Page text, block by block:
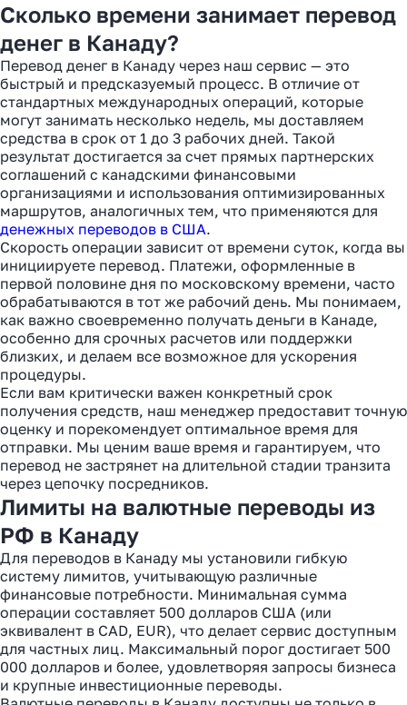
Сколько времени занимает перевод
денег в Канаду?
Перевод денег в Канаду через наш сервис — это
быстрый и предсказуемый процесс. В отличие от
стандартных международных операций, которые
могут занимать несколько недель, мы доставляем
средства в срок от 1 до 3 рабочих дней. Такой
результат достигается за счет прямых партнерских
соглашений с канадскими финансовыми
организациями и использования оптимизированных
маршрутов, аналогичных тем, что применяются для
денежных переводов в США.
Скорость операции зависит от времени суток, когда вы
инициируете перевод. Платежи, оформленные в
первой половине дня по московскому времени, часто
обрабатываются в тот же рабочий день. Мы понимаем,
как важно своевременно получать деньги в Канаде,
особенно для срочных расчетов или поддержки
близких, и делаем все возможное для ускорения
процедуры.
Если вам критически важен конкретный срок
получения средств, наш менеджер предоставит точную
оценку и порекомендует оптимальное время для
отправки. Мы ценим ваше время и гарантируем, что
перевод не застрянет на длительной стадии транзита
через цепочку посредников.
Лимиты на валютные переводы из
РФ в Канаду
Для переводов в Канаду мы установили гибкую
систему лимитов, учитывающую различные
финансовые потребности. Минимальная сумма
операции составляет 500 долларов США (или
эквивалент в CAD, EUR), что делает сервис доступным
для частных лиц. Максимальный порог достигает 500
000 долларов и более, удовлетворяя запросы бизнеса
и крупные инвестиционные переводы.